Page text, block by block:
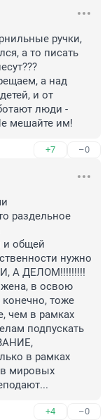
ручки,
а то писать
а над
и от
люди -
мешайте им!
+7 –0
раздельное
и общей
нужно
А ДЕЛОМ!!!!!!!!!
жена, в освою
тоже
чем в рамках
подпускать
в рамках
мировых
+4 –0